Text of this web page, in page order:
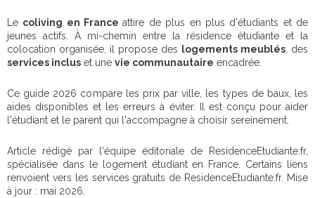
Le coliving en Franceattire de plus en plus d'étudiants et de
jeunes actifs. À mi-chemin entre la résidence étudiante et la
colocation organisée, il propose des logements meublés , des
services inclus et une vie communautaire encadrée.
Ce guide 2026 compare les prix par ville, les types de baux, les
aides disponibles et les erreurs à éviter. Il est conçu pour aider
l'étudiant et le parent qui l'accompagne à choisir sereinement.
Article rédigé par l'équipe éditoriale de ResidenceEtudiante.fr,
spécialisée dans le logement étudiant en France. Certains liens
renvoient vers les services gratuits de ResidenceEtudiante.fr. Mise
à jour : mai 2026.